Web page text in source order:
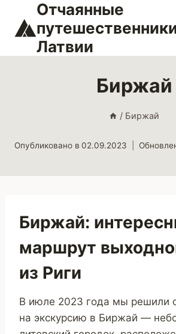
Перейти
содержимому
Отчаянные
Латвии
Биржай
/ Биржай
Опубликовано в 02.09.2023
Биржай:
маршрут
из Риги
В июле 2023 года мы решили
на экскурсию в Биржай —